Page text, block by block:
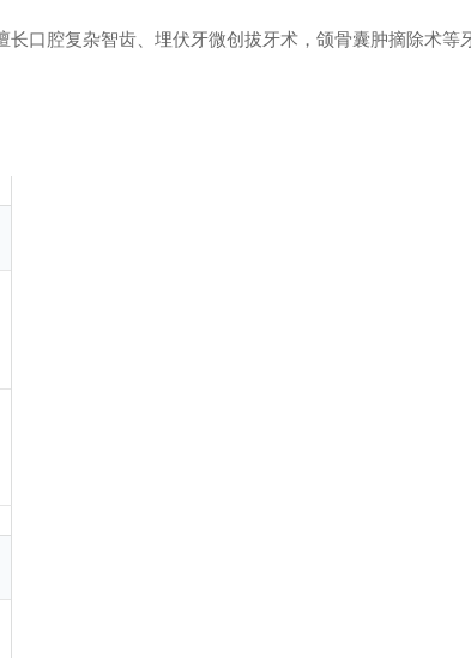
口腔复杂智齿、埋伏牙微创拔牙术，颌骨囊肿摘除术等